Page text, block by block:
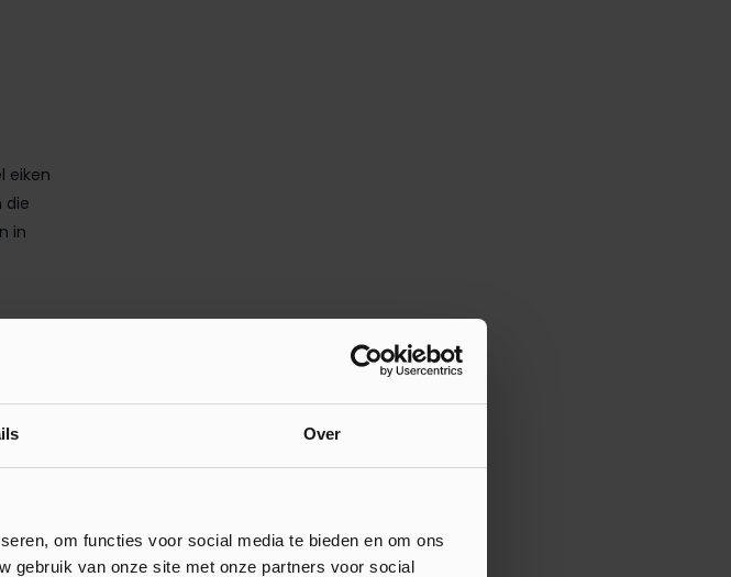
Over
om functies voor social media te bieden en om ons
gebruik van onze site met onze partners voor social
eiken
die
in
is